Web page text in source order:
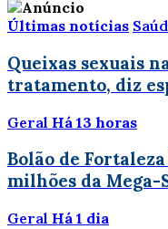
Últimas notícias
Queixas sexuais
tratamento, diz
Geral Há 13 horas
Bolão de
milhões da Mega-
Geral Há 1 dia